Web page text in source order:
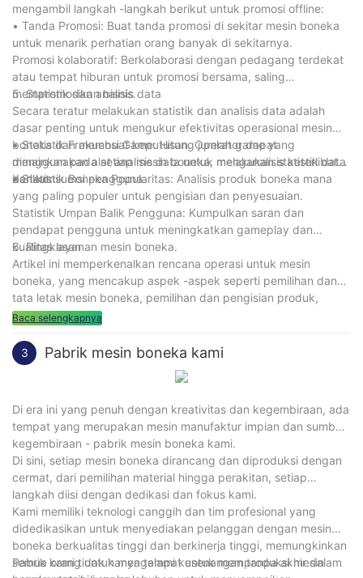
mengambil langkah -langkah berikut untuk promosi offline:
• Tanda Promosi: Buat tanda promosi di sekitar mesin boneka
untuk menarik perhatian orang banyak di sekitarnya.
Promosi kolaboratif: Berkolaborasi dengan pedagang terdekat
atau tempat hiburan untuk promosi bersama, saling
mempromosikan bisnis.
5. Statistik dan analisis data
Secara teratur melakukan statistik dan analisis data adalah
dasar penting untuk mengukur efektivitas operasional mesin
boneka dan membuat keputusan. Operator dapat
menggunakan alat analisis data untuk melakukan statistik data
berikut:
• Statistik Frekuensi Game: Hitung jumlah game yang
dimainkan pada setiap mesin boneka, menganalisis keterlibatan
dan konsumsi pengguna.
• Statistik Boneka Popularitas: Analisis produk boneka mana
yang paling populer untuk pengisian dan penyesuaian.
Statistik Umpan Balik Pengguna: Kumpulkan saran dan
pendapat pengguna untuk meningkatkan gameplay dan
kualitas layanan mesin boneka.
6. Ringkasan
Artikel ini memperkenalkan rencana operasi untuk mesin
boneka, yang mencakup aspek -aspek seperti pemilihan dan
tata letak mesin boneka, pemilihan dan pengisian produk,
gameplay dan pengaturan hadiah, strategi pemasaran dan
meningkatkan profitabilitas dan pengalaman pengguna mesin
boneka berdasarkan panduan rencana ini, dan mencapai hasil
Baca selengkapnya
3 Pabrik mesin boneka kami
Di era ini yang penuh dengan kreativitas dan kegembiraan, ada
tempat yang merupakan mesin manufaktur impian dan sumber
kegembiraan - pabrik mesin boneka kami.
Di sini, setiap mesin boneka dirancang dan diproduksi dengan
cermat, dari pemilihan material hingga perakitan, setiap
langkah diisi dengan dedikasi dan fokus kami.
Kami memiliki teknologi canggih dan tim profesional yang
didedikasikan untuk menyediakan pelanggan dengan mesin
boneka berkualitas tinggi dan berkinerja tinggi, memungkinkan
semua orang untuk mengalami kesenangan tanpa akhir dalam
Pabrik kami tidak hanya tempat untuk memproduksi mesin